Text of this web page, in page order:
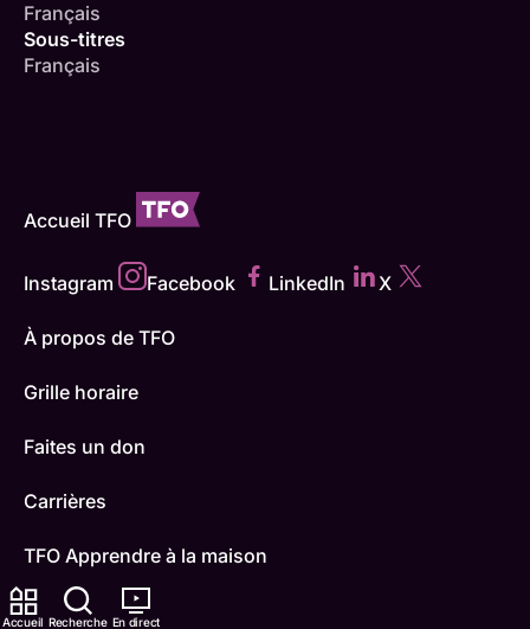
Accueil Recherche En direct
Français
Sous-titres
Français
Accueil TFO
Instagram Facebook LinkedIn X
À propos de TFO
Grille horaire
Faites un don
Carrières
TFO Apprendre à la maison
Comment nous capter